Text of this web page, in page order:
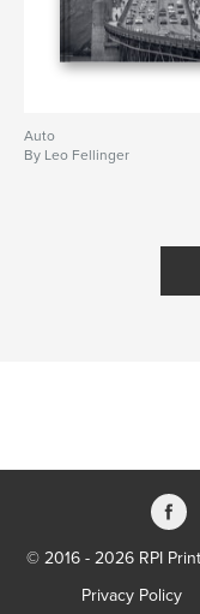
Auto
By Leo Fellinger
© 2016 - 2026 RPI
Privacy Policy